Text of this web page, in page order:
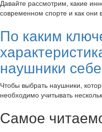
Давайте рассмотрим, какие
современном спорте и как они
По каким
наушники
Чтобы выбрать наушники,
необходимо учитывать
Самое